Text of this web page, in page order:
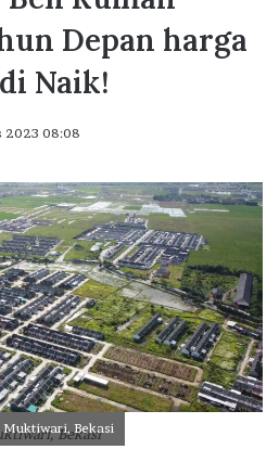
Depan harga
Naik!
2023 08:08
Bekasi
Bekasi